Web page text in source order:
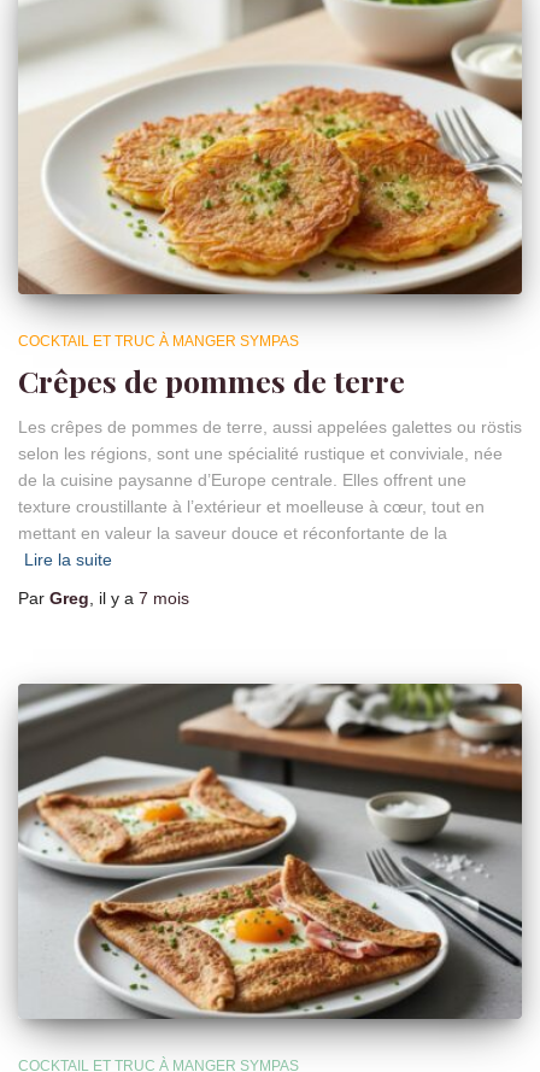
COCKTAIL ET TRUC À MANGER SYMPAS
Crêpes de pommes de terre
Les crêpes de pommes de terre, aussi appelées galettes ou röstis
selon les régions, sont une spécialité rustique et conviviale, née
de la cuisine paysanne d’Europe centrale. Elles offrent une
texture croustillante à l’extérieur et moelleuse à cœur, tout en
mettant en valeur la saveur douce et réconfortante de la
Lire la suite
Par Greg , il y a 7 mois
COCKTAIL ET TRUC À MANGER SYMPAS